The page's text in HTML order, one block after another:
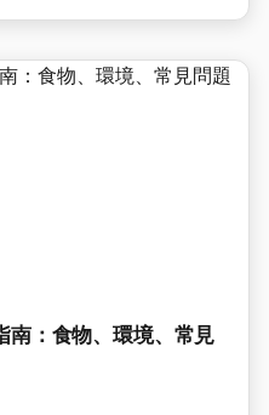
南：食物、環境、常見